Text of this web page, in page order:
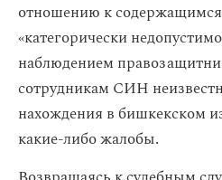
отношению к
«категорически
наблюдением
сотрудникам СИН
нахождения в бишкекском
какие-либо жалобы.